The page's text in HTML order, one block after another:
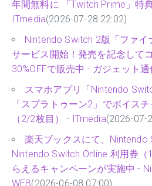
年間無料に 「Twitch Prime」特
ITmedia(2026-07-28 22:02)
Nintendo Switch 2版「ファイ
サービス開始！発売を記念して
30%OFFで販売中 - ガジェット通
スマホアプリ「Nintendo
「スプラトゥーン2」でボイス
（2/2枚目） - ITmedia(2026-07-
楽天ブックスにて、Nintendo
Nintendo Switch Online 利用券
らえるキャンペーンが実施中 -
WEB(2026-06-08 07:00)